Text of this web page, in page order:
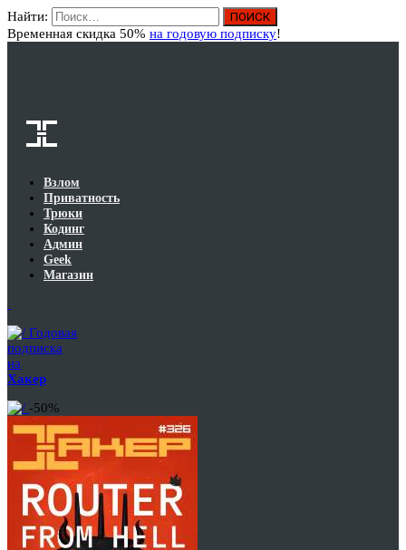
Найти:
Временная скидка 50% на годовую подписку!
Взлом
Приватность
Трюки
Кодинг
Админ
Geek
Магазин
Годовая
подписка
на
Хакер
-50%